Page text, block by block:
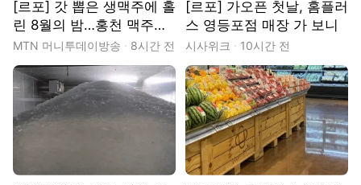
[르포] 갓 뽑은 생맥주에 홀
린 8월의 밤…홍천 맥주축
제, '골목상권 활성화' 통했
다
MTN 머니투데이방송 8시간 전
[르포] 가오픈 첫날, 홈플러
스 영등포점 매장 가 보니
시사위크 10시간 전